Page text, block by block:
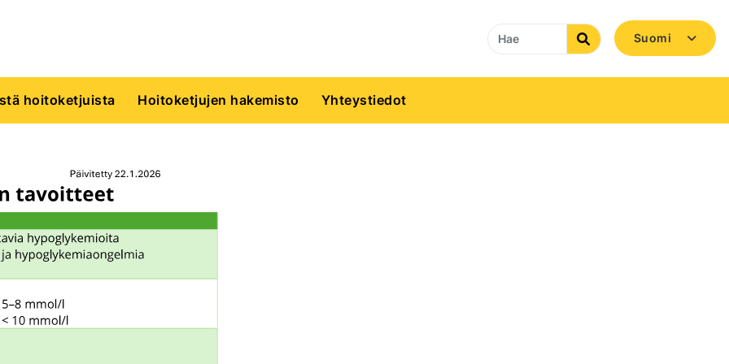
Search
Suomi
hoitoketjuista Hoitoketjujen hakemisto Yhteystiedot